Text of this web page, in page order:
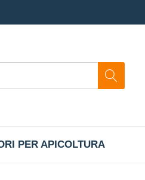
PER APICOLTURA